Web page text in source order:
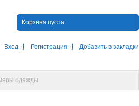
Корзина пуста
Вход Регистрация Добавить в закладки
одежды